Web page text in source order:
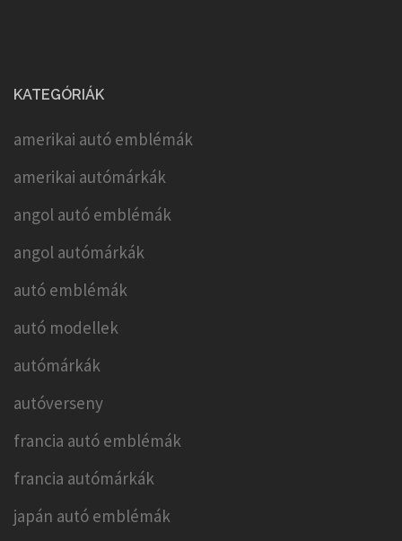
KATEGÓRIÁK
amerikai autó emblémák
amerikai autómárkák
angol autó emblémák
angol autómárkák
autó emblémák
autó modellek
autómárkák
autóverseny
francia autó emblémák
francia autómárkák
japán autó emblémák